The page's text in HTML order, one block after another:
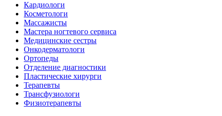
Кардиологи
Косметологи
Массажисты
Мастера ногтевого сервиса
Медицинские сестры
Онкодерматологи
Ортопеды
Отделение диагностики
Пластические хирурги
Терапевты
Трансфузиологи
Физиотерапевты